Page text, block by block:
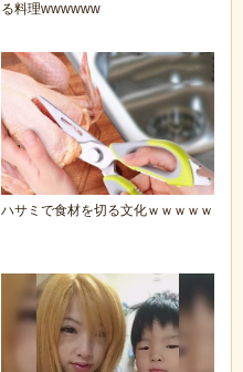
る料理wwwwww
ハサミで食材を切る文化ｗｗｗｗｗ